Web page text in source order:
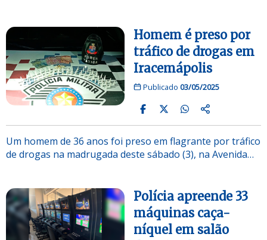
Homem é preso por
tráfico de drogas em
Iracemápolis
Publicado 03/05/2025
Um homem de 36 anos foi preso em flagrante por tráfico
de drogas na madrugada deste sábado (3), na Avenida…
Polícia apreende 33
máquinas caça-
níquel em salão